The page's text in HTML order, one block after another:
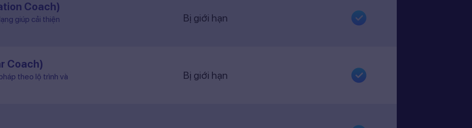
Coach)
giúp cải thiện
Bị giới hạn
Coach)
theo lộ trình và
Bị giới hạn